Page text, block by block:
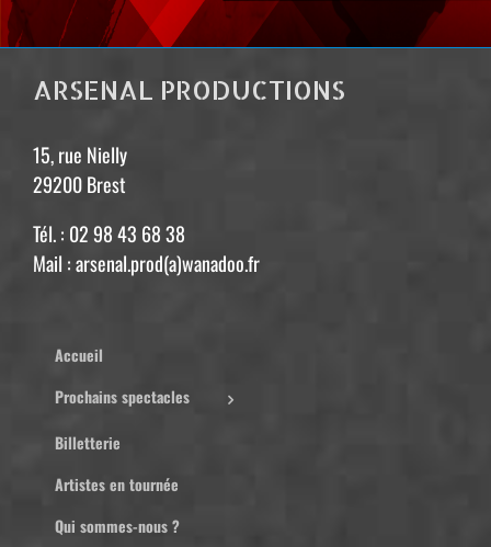
ARSENAL PRODUCTIONS
15, rue Nielly
29200 Brest
Tél. : 02 98 43 68 38
Mail : arsenal.prod(a)wanadoo.fr
Accueil
Prochains spectacles
Billetterie
Artistes en tournée
Qui sommes-nous ?